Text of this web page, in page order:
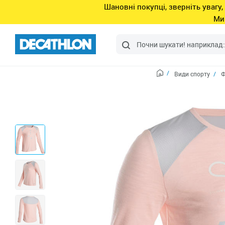
Шановні покупці, зверніть
Ми
Види спорту